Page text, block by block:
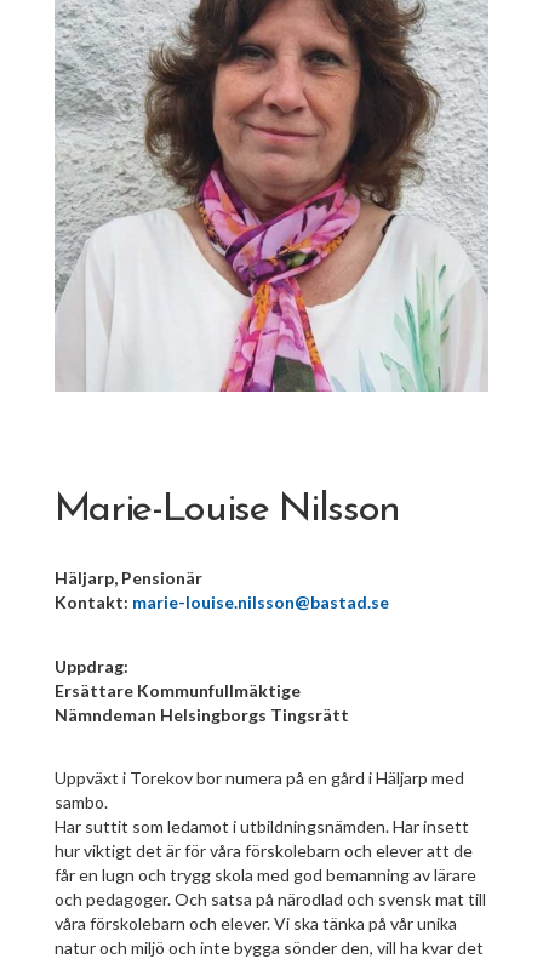
Marie-Louise Nilsson
Häljarp, Pensionär
Kontakt: marie-louise.nilsson@bastad.se
Uppdrag:
Ersättare Kommunfullmäktige
Nämndeman Helsingborgs Tingsrätt
Uppväxt i Torekov bor numera på en gård i Häljarp med
sambo.
Har suttit som ledamot i utbildningsnämden. Har insett
hur viktigt det är för våra förskolebarn och elever att de
får en lugn och trygg skola med god bemanning av lärare
och pedagoger. Och satsa på närodlad och svensk mat till
våra förskolebarn och elever. Vi ska tänka på vår unika
natur och miljö och inte bygga sönder den, vill ha kvar det